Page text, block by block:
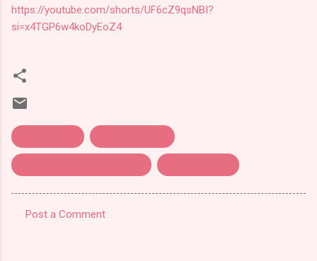
https://youtube.com/shorts/UF6cZ9qsNBI?
si=x4TGP6w4koDyEoZ4
Post a Comment